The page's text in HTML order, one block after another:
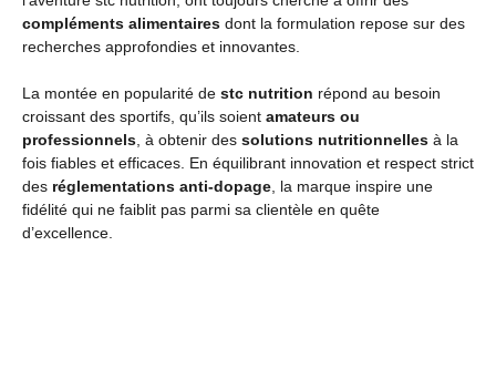
compléments alimentaires dont la formulation repose sur des
recherches approfondies et innovantes.
La montée en popularité de stc nutrition répond au besoin
croissant des sportifs, qu’ils soient amateurs ou
professionnels , à obtenir des solutions nutritionnelles à la
fois fiables et efficaces. En équilibrant innovation et respect strict
des réglementations anti-dopage , la marque inspire une
fidélité qui ne faiblit pas parmi sa clientèle en quête
d’excellence.